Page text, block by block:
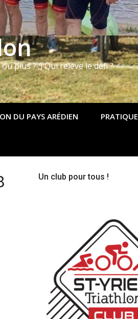
plus ? ;) Qui relève le défi ?
DU PAYS ARÉDIEN PRATIQUE
Un club pour tous !